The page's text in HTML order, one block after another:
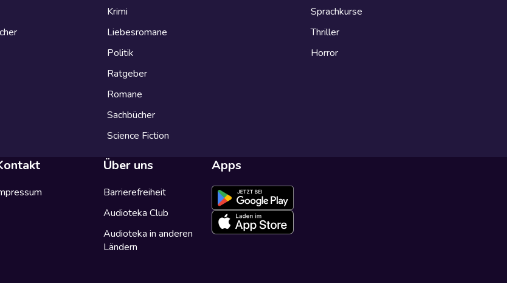
Krimi
Liebesromane
Politik
Ratgeber
Romane
Sachbücher
Science Fiction
Sprachkurse
Thriller
Horror
Über uns
Barrierefreiheit
Audioteka Club
Audioteka in anderen
Ländern
Apps